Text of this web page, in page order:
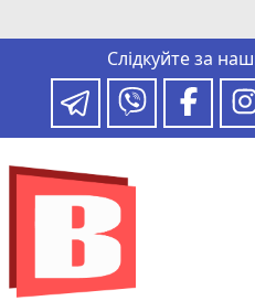
Слідкуйте за